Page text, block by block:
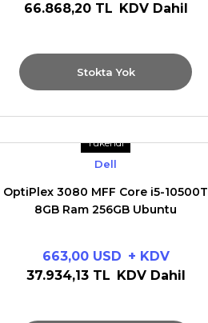
66.868,20 TL KDV Dahil
Stokta Yok
Tükendi
Dell
OptiPlex 3080 MFF Core i5-10500T
8GB Ram 256GB Ubuntu
663,00 USD + KDV
37.934,13 TL KDV Dahil